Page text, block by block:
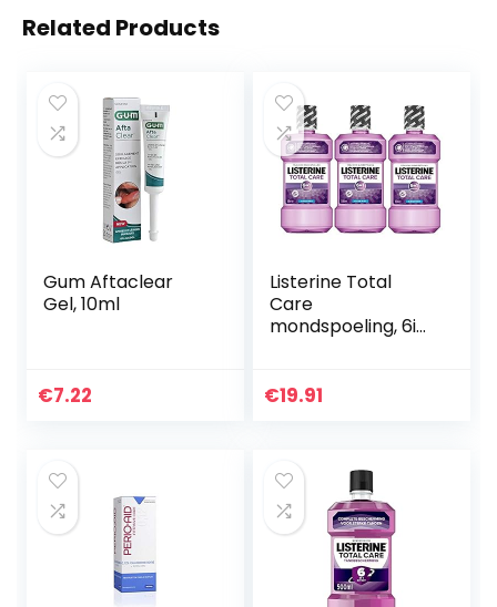
Related Products
Gum Aftaclear
Gel, 10ml
€7.22
Listerine Total
Care
mondspoeling, 6in1
met fluoride tegen
€19.91